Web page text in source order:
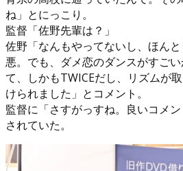
ね」とにっこり。
監督「佐野先輩は？」
佐野「なんもやってないし、ほん
悪。でも、ダメ恋のダンスがすご
て、しかもTWICEだし、リズムが
けられました」とコメント。
監督に「さすがっすね。良いコメ
されていた。